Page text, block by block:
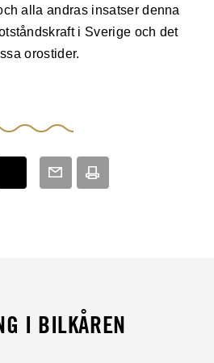
alla andras insatser denna
i Sverige och det
orostider.
I BILKÅREN